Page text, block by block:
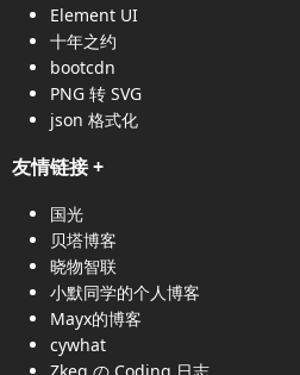
Element UI
十年之约
bootcdn
PNG 转 SVG
json 格式化
友情链接+
国光
贝塔博客
晓物智联
小默同学的个人博客
Mayx的博客
cywhat